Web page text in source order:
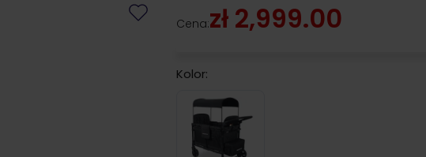
Cena:zł 2,999.00
Kolor:
Volcano Black